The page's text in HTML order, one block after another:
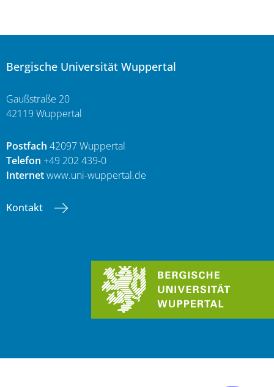
Bergische Universität Wuppertal
Gaußstraße 20
42119 Wuppertal
Postfach 42097 Wuppertal
Telefon +49 202 439-0
Internetwww.uni-wuppertal.de
Kontakt